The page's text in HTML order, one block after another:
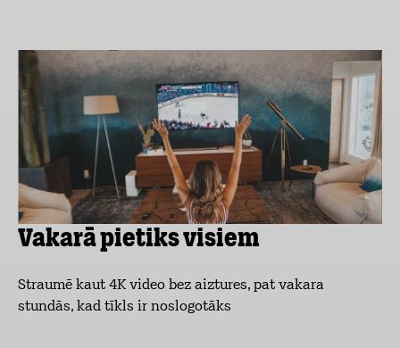
Vakarā pietiks visiem
Straumē kaut 4K video bez aiztures, pat vakara
stundās, kad tīkls ir noslogotāks